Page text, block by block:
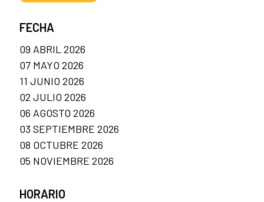
FECHA
09 ABRIL 2026
07 MAYO 2026
11 JUNIO 2026
02 JULIO 2026
06 AGOSTO 2026
03 SEPTIEMBRE 2026
08 OCTUBRE 2026
05 NOVIEMBRE 2026
HORARIO